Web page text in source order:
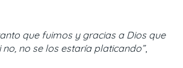
que fuimos y gracias a Dios que
no se los estaría platicando”,